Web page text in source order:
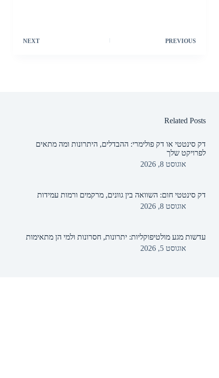
PREVIOUS
NEXT
Related Posts
דק סינטטי או דק פולימרי: ההבדלים, היתרונות ומה מתאים
לפרויקט שלך
אוגוסט 8, 2026
דק סינטטי חום: השוואה בין גוונים, מרקמים ורמות עמידות
אוגוסט 8, 2026
עדשות מגע מולטיפוקליות: יתרונות, חסרונות ולמי הן מתאימות
אוגוסט 5, 2026